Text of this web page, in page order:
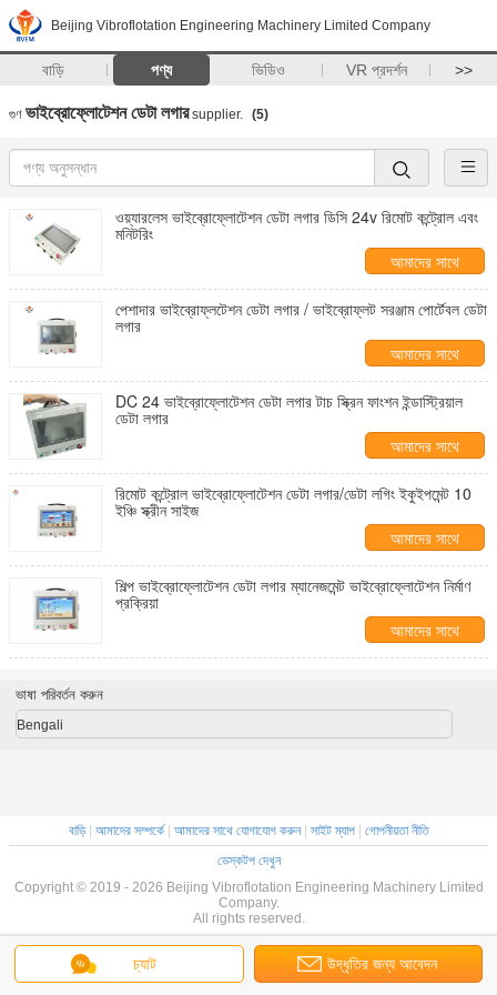
Beijing Vibroflotation Engineering Machinery Limited Company
বাড়ি পণ্য ভিডিও VR প্রদর্শন >>
গুণ ভাইব্রোফ্লোটেশন ডেটা লগারsupplier. (5)
ওয়্যারলেস ভাইব্রোফ্লোটেশন ডেটা লগার ডিসি 24v রিমোট কন্ট্রোল এবং
মনিটরিং
আমাদের সাথে
যোগাযোগ করুন
পেশাদার ভাইব্রোফ্লটেশন ডেটা লগার / ভাইব্রোফ্লট সরঞ্জাম পোর্টেবল ডেটা
লগার
আমাদের সাথে
যোগাযোগ করুন
DC 24 ভাইব্রোফ্লোটেশন ডেটা লগার টাচ স্ক্রিন ফাংশন ইন্ডাস্ট্রিয়াল
ডেটা লগার
আমাদের সাথে
যোগাযোগ করুন
রিমোট কন্ট্রোল ভাইব্রোফ্লোটেশন ডেটা লগার/ডেটা লগিং ইকুইপমেন্ট 10
ইঞ্চি স্ক্রীন সাইজ
আমাদের সাথে
যোগাযোগ করুন
শিল্প ভাইব্রোফ্লোটেশন ডেটা লগার ম্যানেজমেন্ট ভাইব্রোফ্লোটেশন নির্মাণ
প্রক্রিয়া
আমাদের সাথে
যোগাযোগ করুন
চ্যাট উদ্ধৃতির জন্য আবেদন
ভাষা পরিবর্তন করুন
Bengali
বাড়ি| আমাদের সম্পর্কে| আমাদের সাথে যোগাযোগ করুন| সাইট ম্যাপ| গোপনীয়তা নীতি
ডেস্কটপ দেখুন
Copyright © 2019 - 2026 Beijing Vibroflotation Engineering Machinery Limited
Company.
All rights reserved.